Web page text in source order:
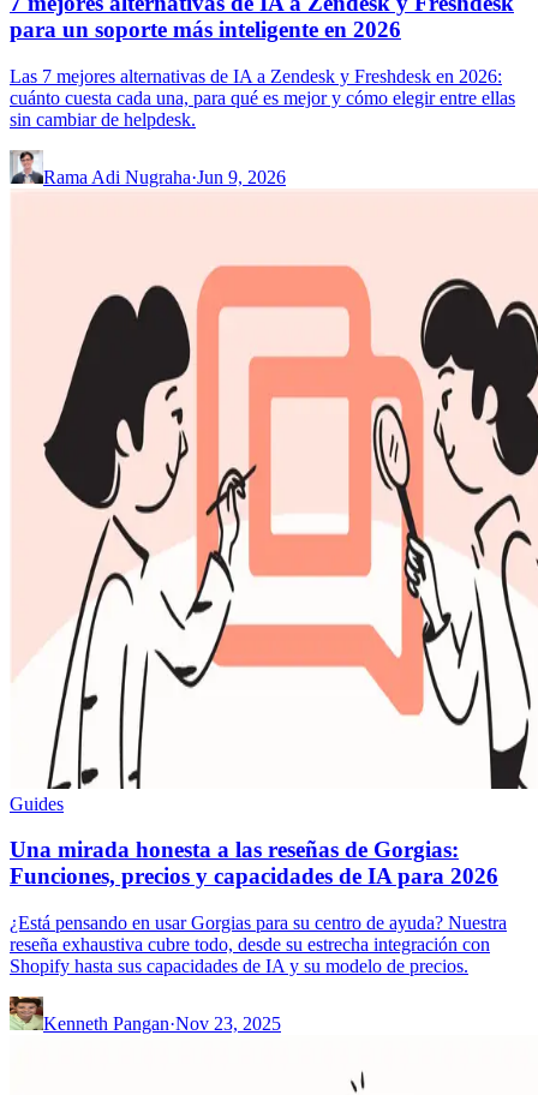
para un soporte más inteligente en 2026
Las 7 mejores alternativas de IA a Zendesk y Freshdesk en 2026:
cuánto cuesta cada una, para qué es mejor y cómo elegir entre ellas
sin cambiar de helpdesk.
Rama Adi Nugraha·Jun 9, 2026
Guides
Una mirada honesta a las reseñas de Gorgias:
Funciones, precios y capacidades de IA para 2026
¿Está pensando en usar Gorgias para su centro de ayuda? Nuestra
reseña exhaustiva cubre todo, desde su estrecha integración con
Shopify hasta sus capacidades de IA y su modelo de precios.
Kenneth Pangan·Nov 23, 2025